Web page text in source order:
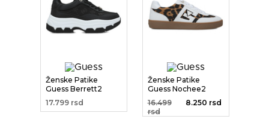
Ženske Patike
Guess Berrett2
17.799 rsd
Ženske Patike
Guess Nochee2
16.499
rsd
8.250 rsd